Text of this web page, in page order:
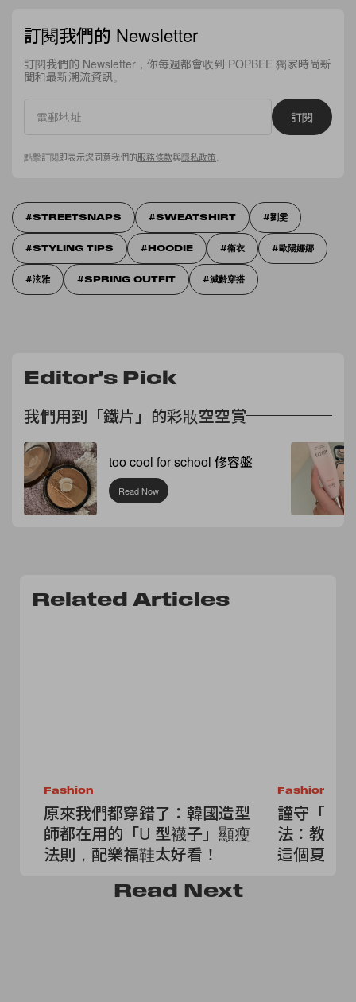
訂閱我們的 Newsletter
訂閱我們的 Newsletter，你每週都會收到 POPBEE 獨家時尚新
聞和最新潮流資訊。
訂閱
點擊訂閱即表示您同意我們的服務條款與隱私政策
STREETSNAPS SWEATSHIRT 劉雯
STYLING TIPS HOODIE 衛衣 歐陽娜娜
泫雅 SPRING OUTFIT 減齡穿搭
Editor's Pick
我們用到「鐵片」的彩妝空空賞
too cool for school 修容盤
Read Now
Related Articles
Fashion
原來我們都穿錯了：韓國造型
師都在用的「U 型襪子」顯瘦
法則，配樂福鞋太好看！
Fashion
謹守「T
法：教你
這個夏天
Read Next